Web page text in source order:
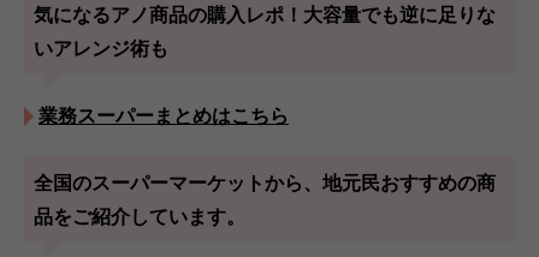
気になるアノ商品の購入レポ！大容量でも逆に足りな
いアレンジ術も
業務スーパーまとめはこちら
全国のスーパーマーケットから、地元民おすすめの商
品をご紹介しています。